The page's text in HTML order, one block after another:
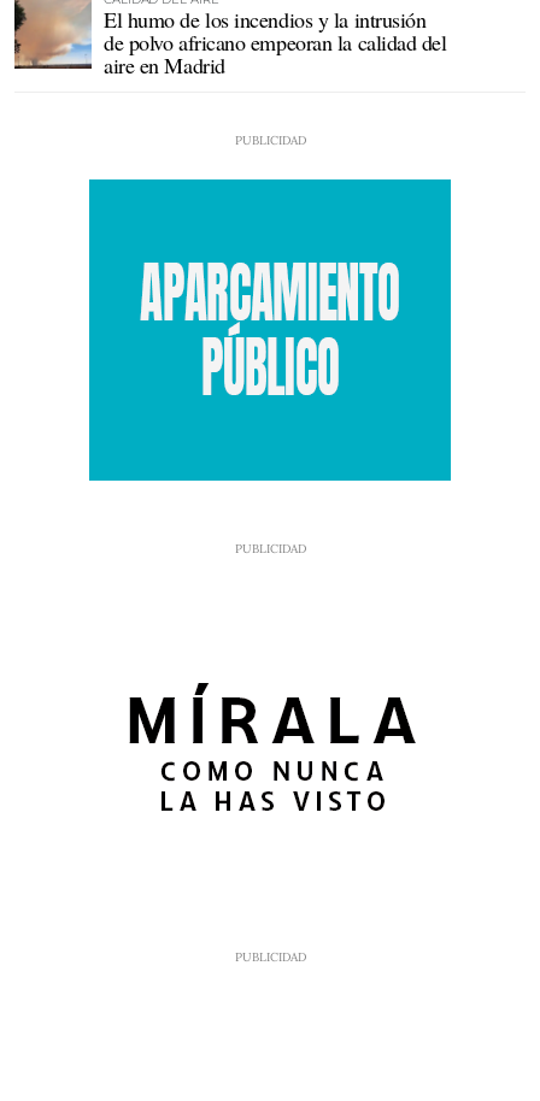
El humo de los incendios y la intrusión
de polvo africano empeoran la calidad del
aire en Madrid